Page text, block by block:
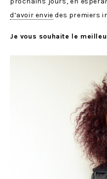
d’avoir envie des premiers
Je vous souhaite le